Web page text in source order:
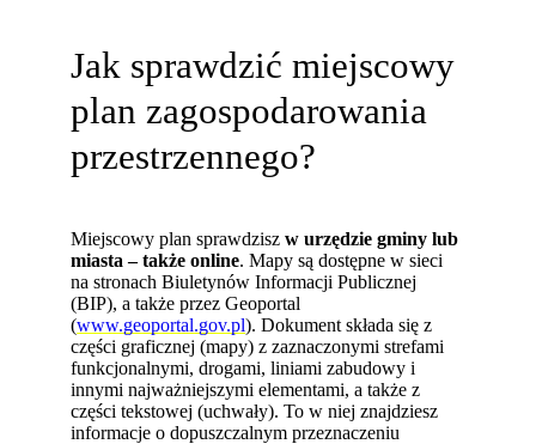
Jak sprawdzić miejscowy
plan zagospodarowania
przestrzennego?
Miejscowy plan sprawdzisz w urzędzie gminy lub
miasta – także online. Mapy są dostępne w sieci
na stronach Biuletynów Informacji Publicznej
(BIP), a także przez Geoportal
(www.geoportal.gov.pl). Dokument składa się z
części graficznej (mapy) z zaznaczonymi strefami
funkcjonalnymi, drogami, liniami zabudowy i
innymi najważniejszymi elementami, a także z
części tekstowej (uchwały). To w niej znajdziesz
informacje o dopuszczalnym przeznaczeniu